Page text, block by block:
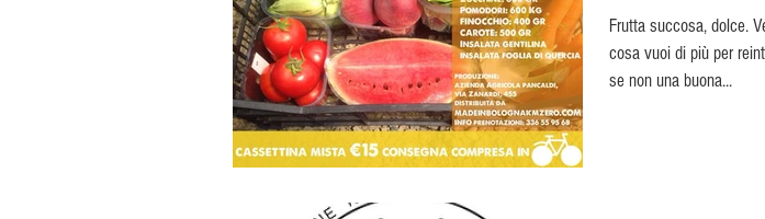
Frutta succosa, dolce.
cosa vuoi di più per
se non una buona...